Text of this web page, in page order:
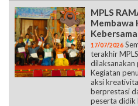
MPLS
Membawa
17/07/2026
terakhir
dilaksanakan
Kegiatan
aksi
berprestasi
peserta didik